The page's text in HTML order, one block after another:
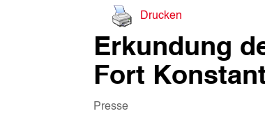
Drucken
Erkundung
Fort
Presse